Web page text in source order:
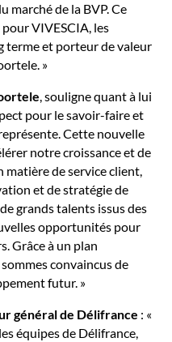
marché de la BVP. Ce
VIVESCIA, les
terme et porteur de valeur
»
, souligne quant à lui
pour le savoir-faire et
Cette nouvelle
notre croissance et de
matière de service client,
et de stratégie de
grands talents issus des
opportunités pour
Grâce à un plan
convaincus de
futur. »
général de Délifrance : «
équipes de Délifrance,